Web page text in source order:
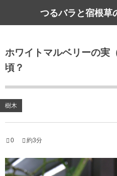
つるバラと宿根草
ホワイトマルベリーの実
頃？
樹木
0 約3分